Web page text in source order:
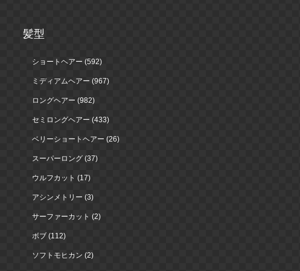
髪型
ショートヘアー (592)
ミディアムヘアー (967)
ロングヘアー (982)
セミロングヘアー (433)
ベリーショートヘアー (26)
スーパーロング (37)
ウルフカット (17)
アシンメトリー (3)
サーファーカット (2)
ボブ (112)
ソフトモヒカン (2)